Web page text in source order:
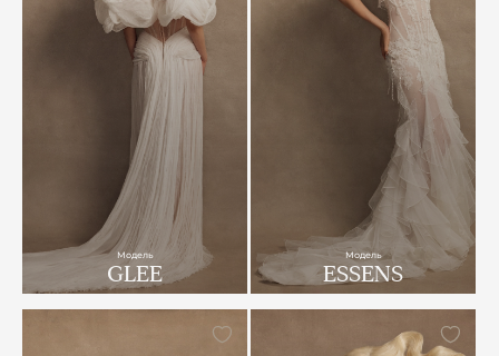
Модель
GLEE
Модель
ESSENS